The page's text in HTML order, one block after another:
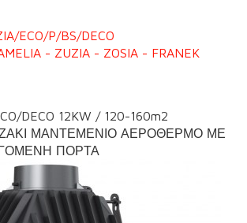
ECO/P/BS/DECO
- ZUZIA - ZOSIA - FRANEK
DECO 12KW / 120-160m2
ΜΑΝΤΕΜΕΝΙΟ ΑΕΡΟΘΕΡΜΟ ΜΕ
ΠΟΡΤΑ